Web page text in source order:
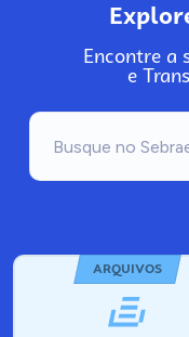
Encontre a
e
ARQUIVOS